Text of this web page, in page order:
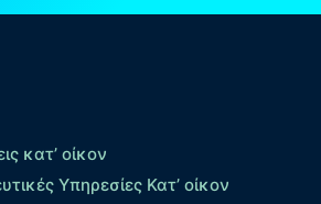
κατ’ οίκον
Υπηρεσίες Κατ’ οίκον